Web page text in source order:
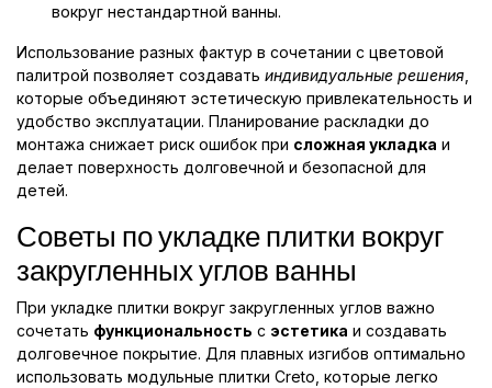
вокруг нестандартной ванны.
Использование разных фактур в сочетании с цветовой
палитрой позволяет создавать индивидуальные решения
которые объединяют эстетическую привлекательность и
удобство эксплуатации. Планирование раскладки до
монтажа снижает риск ошибок при сложная укладка и
делает поверхность долговечной и безопасной для
детей.
Советы по укладке плитки вокруг
закругленных углов ванны
При укладке плитки вокруг закругленных углов важно
сочетать функциональность с эстетика и создавать
долговечное покрытие. Для плавных изгибов оптимально
использовать модульные плитки Creto, которые легко